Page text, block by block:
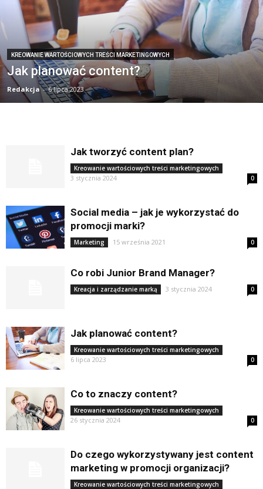
KREOWANIE WARTOŚCIOWYCH TREŚCI MARKETINGOWYCH
Jak planować content?
Redakcja - 6 lipca 2023
Jak tworzyć content plan?
Kreowanie wartościowych treści marketingowych
3 stycznia 2024 0
Social media – jak je wykorzystać do
promocji marki?
Marketing 15 września 2021 0
Co robi Junior Brand Manager?
Kreacja i zarządzanie marką 3 stycznia 2024 0
Jak planować content?
Kreowanie wartościowych treści marketingowych
6 lipca 2023 0
Co to znaczy content?
Kreowanie wartościowych treści marketingowych
26 stycznia 2024 0
Do czego wykorzystywany jest content
marketing w promocji organizacji?
Kreowanie wartościowych treści marketingowych